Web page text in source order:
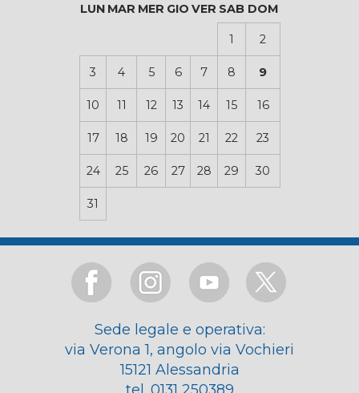
LUN MAR MER GIO VER SAB DOM
1 2
3 4 5 6 7 8 9
10 11 12 13 14 15 16
17 18 19 20 21 22 23
24 25 26 27 28 29 30
31
Sede legale e operativa:
via Verona 1, angolo via Vochieri
15121 Alessandria
tel. 0131 250389